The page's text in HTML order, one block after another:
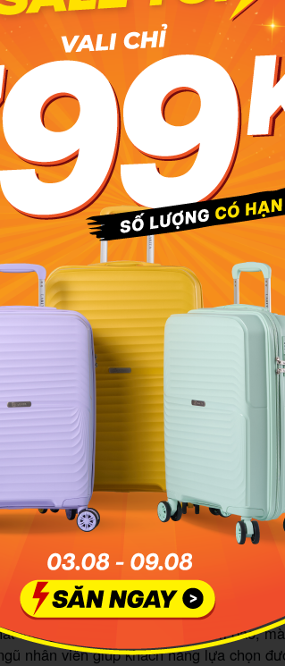
giúp bạn dễ dàng sắp xếp hành lý cho
khối lượng hành lý cho một chuyến đi dài
chứa từ 20 đến 23 kg hành lý bên
cần thiết nhất.
chọn mua vali
vali size 20 và 24 có nhiều tiêu chí mà
“bạn đồng hành” đáng tin cậy.
vali có trọng lượng nhẹ giúp bạn di
lực, đồng thời có thể chứa nhiều vật dụng
ký gửi.
di chuyển trên nhiều địa hình khác
xe xoay bạn có thể kéo vali đi một cách dễ
là một loại khóa theo tiêu chuẩn Hoa Kỳ,
phải để vali trong tình trạng mở hoặc
ninh có thể dùng loại chìa khóa TSA
giúp bảo vệ an toàn cho chiếc vali của
mẫu mã và kiểu dáng đến từ rất nhiều
là ‘’Nên mua vali kéo của hãng nào
mua vali bạn cũng không nên lơ là.
vali chính hãng lớn nhất Việt Nam. Tại
lượng sản phẩm luôn được đảm bảo,
nhân viên giúp khách hàng lựa chọn